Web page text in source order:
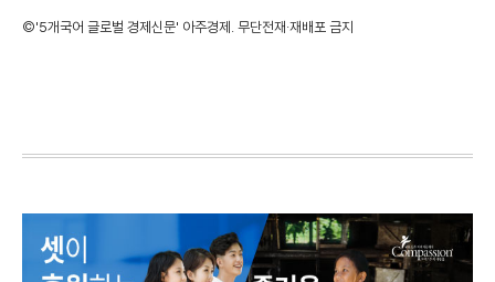
©'5개국어 글로벌 경제신문' 아주경제. 무단전재·재배포 금지